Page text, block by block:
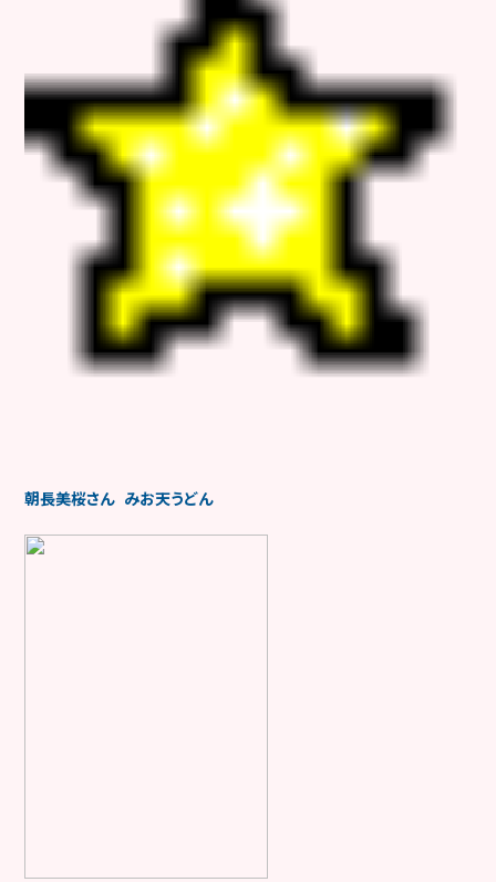
朝長美桜さん みお天うどん